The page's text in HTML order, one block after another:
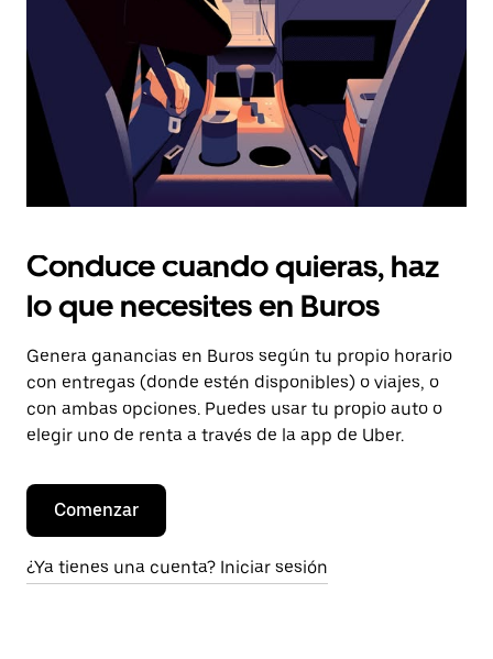
calendario.
Conduce cuando quieras, haz
lo que necesites en Buros
Genera ganancias en Buros según tu propio horario
con entregas (donde estén disponibles) o viajes, o
con ambas opciones. Puedes usar tu propio auto o
elegir uno de renta a través de la app de Uber.
Comenzar
¿Ya tienes una cuenta? Iniciar sesión